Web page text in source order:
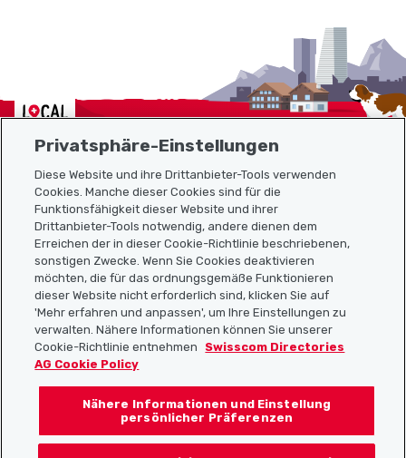
Localcities
Sitemap
Nützliche Links
Localcities App herunterladen
Folgt uns auf:
Privatsphäre-Einstellungen
Diese Website und ihre Drittanbieter-Tools verwenden
Cookies. Manche dieser Cookies sind für die
Funktionsfähigkeit dieser Website und ihrer
Drittanbieter-Tools notwendig, andere dienen dem
Erreichen der in dieser Cookie-Richtlinie beschriebenen,
sonstigen Zwecke. Wenn Sie Cookies deaktivieren
möchten, die für das ordnungsgemäße Funktionieren
dieser Website nicht erforderlich sind, klicken Sie auf
'Mehr erfahren und anpassen', um Ihre Einstellungen zu
verwalten. Nähere Informationen können Sie unserer
Cookie-Richtlinie entnehmen
Swisscom Directories
AG Cookie Policy
Nähere Informationen und Einstellung
persönlicher Präferenzen